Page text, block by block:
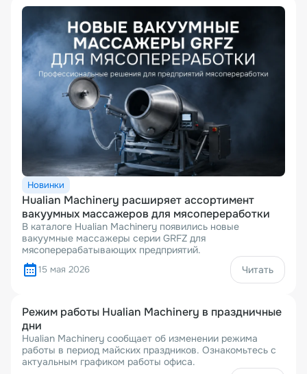
Новинки
Hualian Machinery расширяет ассортимент
вакуумных массажеров для мясопереработки
В каталоге Hualian Machinery появились новые
вакуумные массажеры серии GRFZ для
мясоперерабатывающих предприятий.
15 мая 2026 Читать
Режим работы Hualian Machinery в праздничные
дни
Hualian Machinery сообщает об изменении режима
работы в период майских праздников. Ознакомьтесь с
актуальным графиком работы офиса.